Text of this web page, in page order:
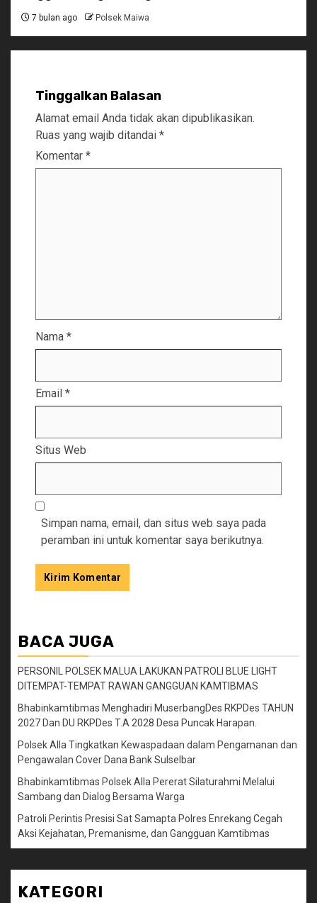
7 bulan ago Polsek Maiwa
Tinggalkan Balasan
Alamat email Anda tidak akan dipublikasikan.
Ruas yang wajib ditandai *
Komentar *
Nama *
Email *
Situs Web
Simpan nama, email, dan situs web saya pada
peramban ini untuk komentar saya berikutnya.
BACA JUGA
PERSONIL POLSEK MALUA LAKUKAN PATROLI BLUE LIGHT
DITEMPAT-TEMPAT RAWAN GANGGUAN KAMTIBMAS
Bhabinkamtibmas Menghadiri MuserbangDes RKPDes TAHUN
2027 Dan DU RKPDes T.A 2028 Desa Puncak Harapan.
Polsek Alla Tingkatkan Kewaspadaan dalam Pengamanan dan
Pengawalan Cover Dana Bank Sulselbar
Bhabinkamtibmas Polsek Alla Pererat Silaturahmi Melalui
Sambang dan Dialog Bersama Warga
Patroli Perintis Presisi Sat Samapta Polres Enrekang Cegah
Aksi Kejahatan, Premanisme, dan Gangguan Kamtibmas
KATEGORI